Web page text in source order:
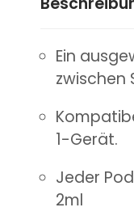
Ein
zwischen
1-Gerät.
Jeder
2ml